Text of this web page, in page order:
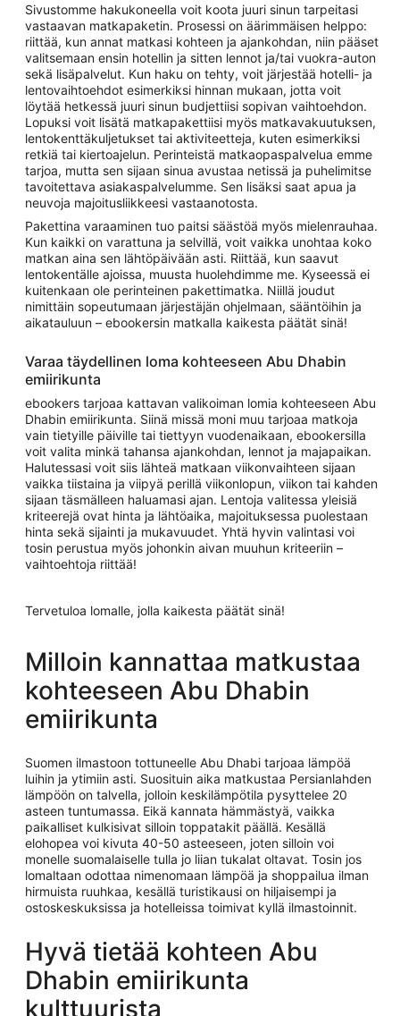
Sivustomme hakukoneella voit koota juuri sinun tarpeitasi
vastaavan matkapaketin. Prosessi on äärimmäisen helppo:
riittää, kun annat matkasi kohteen ja ajankohdan, niin pääset
valitsemaan ensin hotellin ja sitten lennot ja/tai vuokra-auton
sekä lisäpalvelut. Kun haku on tehty, voit järjestää hotelli- ja
lentovaihtoehdot esimerkiksi hinnan mukaan, jotta voit
löytää hetkessä juuri sinun budjettiisi sopivan vaihtoehdon.
Lopuksi voit lisätä matkapakettiisi myös matkavakuutuksen,
lentokenttäkuljetukset tai aktiviteetteja, kuten esimerkiksi
retkiä tai kiertoajelun. Perinteistä matkaopaspalvelua emme
tarjoa, mutta sen sijaan sinua avustaa netissä ja puhelimitse
tavoitettava asiakaspalvelumme. Sen lisäksi saat apua ja
neuvoja majoitusliikkeesi vastaanotosta.
Pakettina varaaminen tuo paitsi säästöä myös mielenrauhaa.
Kun kaikki on varattuna ja selvillä, voit vaikka unohtaa koko
matkan aina sen lähtöpäivään asti. Riittää, kun saavut
lentokentälle ajoissa, muusta huolehdimme me. Kyseessä ei
kuitenkaan ole perinteinen pakettimatka. Niillä joudut
nimittäin sopeutumaan järjestäjän ohjelmaan, sääntöihin ja
aikatauluun – ebookersin matkalla kaikesta päätät sinä!
Varaa täydellinen loma kohteeseen Abu Dhabin
emiirikunta
ebookers tarjoaa kattavan valikoiman lomia kohteeseen Abu
Dhabin emiirikunta. Siinä missä moni muu tarjoaa matkoja
vain tietyille päiville tai tiettyyn vuodenaikaan, ebookersilla
voit valita minkä tahansa ajankohdan, lennot ja majapaikan.
Halutessasi voit siis lähteä matkaan viikonvaihteen sijaan
vaikka tiistaina ja viipyä perillä viikonlopun, viikon tai kahden
sijaan täsmälleen haluamasi ajan. Lentoja valitessa yleisiä
kriteerejä ovat hinta ja lähtöaika, majoituksessa puolestaan
hinta sekä sijainti ja mukavuudet. Yhtä hyvin valintasi voi
tosin perustua myös johonkin aivan muuhun kriteeriin –
vaihtoehtoja riittää!
Tervetuloa lomalle, jolla kaikesta päätät sinä!
Milloin kannattaa matkustaa
kohteeseen Abu Dhabin
emiirikunta
Suomen ilmastoon tottuneelle Abu Dhabi tarjoaa lämpöä
luihin ja ytimiin asti. Suosituin aika matkustaa Persianlahden
lämpöön on talvella, jolloin keskilämpötila pysyttelee 20
asteen tuntumassa. Eikä kannata hämmästyä, vaikka
paikalliset kulkisivat silloin toppatakit päällä. Kesällä
elohopea voi kivuta 40-50 asteeseen, joten silloin voi
monelle suomalaiselle tulla jo liian tukalat oltavat. Tosin jos
lomaltaan odottaa nimenomaan lämpöä ja shoppailua ilman
hirmuista ruuhkaa, kesällä turistikausi on hiljaisempi ja
ostoskeskuksissa ja hotelleissa toimivat kyllä ilmastoinnit.
Hyvä tietää kohteen Abu
Dhabin emiirikunta
kulttuurista